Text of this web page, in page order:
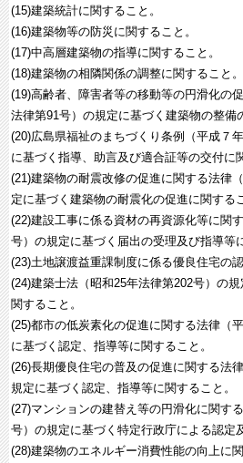
(15)建築統計に関すること。
(16)建築物等の防災に関すること。
(17)中高層建築物の指導に関すること。
(18)建築物の相隣関係の調整に関すること。
(19)高齢者、障害者等の移動等の円滑化の
法律第91号）の規定に基づく建築物の整備
(20)広島県福祉のまちづくり条例（平成７
に基づく指導、助言及び適合証等の交付に
(21)建築物の耐震改修の促進に関する法律
定に基づく建築物の耐震化の促進に関する
(22)建設工事に係る資材の再資源化等に関
号）の規定に基づく届出の受理及び指導等
(23)土地譲渡益重課制度に係る優良住宅の
(24)建築士法（昭和25年法律第202号）の
関すること。
(25)都市の低炭素化の促進に関する法律（
に基づく認定、指導等に関すること。
(26)長期優良住宅の普及の促進に関する法
規定に基づく認定、指導等に関すること。
(27)マンションの建替え等の円滑化に関す
号）の規定に基づく特定行政庁による認定
(28)建築物のエネルギー消費性能の向上に